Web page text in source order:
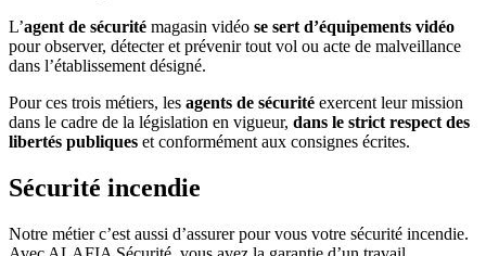
L’agent de sécurité magasin vidéo se sert d’équipements vidéo
pour observer, détecter et prévenir tout vol ou acte de malveillance
dans l’établissement désigné.
Pour ces trois métiers, les agents de sécurité exercent leur mission
dans le cadre de la législation en vigueur, dans le strict respect des
libertés publiques et conformément aux consignes écrites.
Sécurité incendie
Notre métier c’est aussi d’assurer pour vous votre sécurité incendie.